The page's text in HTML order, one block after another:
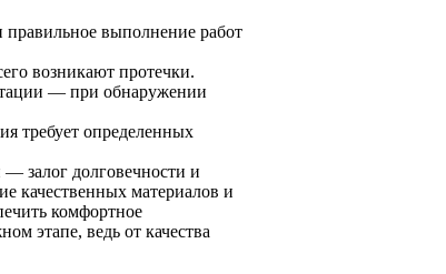
выполнение работ
возникают протечки.
— при обнаружении
требует определенных
залог долговечности и
качественных материалов и
комфортное
этапе, ведь от качества